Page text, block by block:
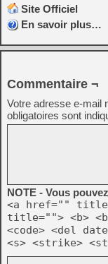
Site Officiel
En savoir plus…
Commentaire ¬
Votre adresse e-mail
obligatoires sont
NOTE - Vous
<a href=""
title=""> <b>
<code> <del
<s> <strike>